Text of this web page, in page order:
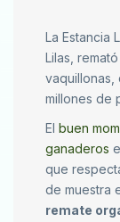
La Estancia
Lilas,
vaquillonas,
millones de
El buen
ganaderos
que
de muestra
remate